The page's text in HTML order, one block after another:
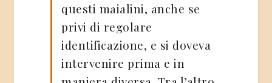
questi maialini, anche se
privi di regolare
identificazione, e si doveva
intervenire prima e in